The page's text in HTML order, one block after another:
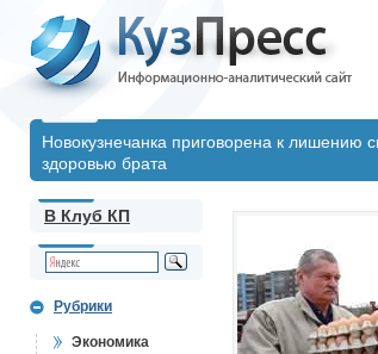
Новокузнечанка приговорена к лишению
здоровью брата
В Клуб КП
Рубрики
Экономика